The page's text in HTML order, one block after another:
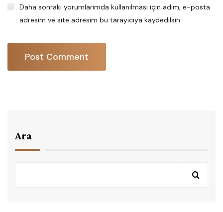
Daha sonraki yorumlarımda kullanılması için adım, e-posta
adresim ve site adresim bu tarayıcıya kaydedilsin.
Ara